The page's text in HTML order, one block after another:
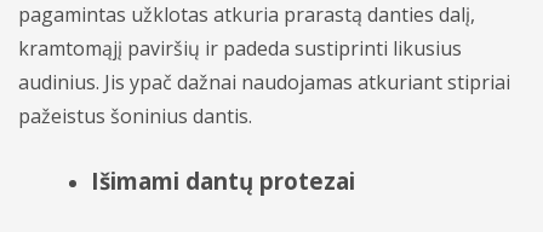
pagamintas užklotas atkuria prarastą danties dalį,
kramtomąjį paviršių ir padeda sustiprinti likusius
audinius. Jis ypač dažnai naudojamas atkuriant stipriai
pažeistus šoninius dantis.
Išimami dantų protezai